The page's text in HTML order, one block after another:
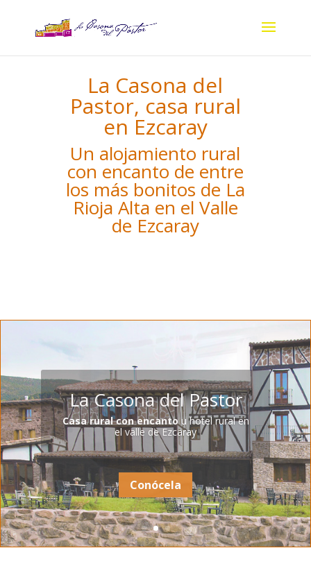
La Casona del
Pastor, casa rural
en Ezcaray
Un alojamiento rural
con encanto de entre
los más bonitos de La
Rioja Alta en el Valle
de Ezcaray
Aprovecha esta oferta
Organizamos sin cargo las visitas a
bodegas de Rioja, restaurantes y
monasterios. Sólo tendrás que disfrutar.
Reserva ahora